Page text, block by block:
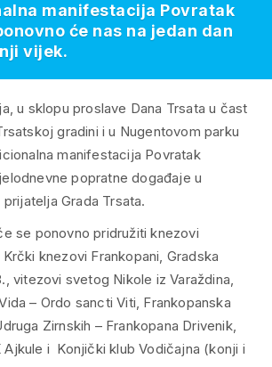
u sklopu proslave Dana Trsata u čast
gradini i u Nugentovom parku
manifestacija Povratak
popratne događaje u
Grada Trsata.
se ponovno pridružiti knezovi
knezovi Frankopani, Gradska
vitezovi svetog Nikole iz Varaždina,
– Ordo sancti Viti, Frankopanska
Zirnskih – Frankopana Drivenik,
Ajkule i Konjički klub Vodičajna (konji i
manifestacija Povratak
će nas na jedan dan
vijek.